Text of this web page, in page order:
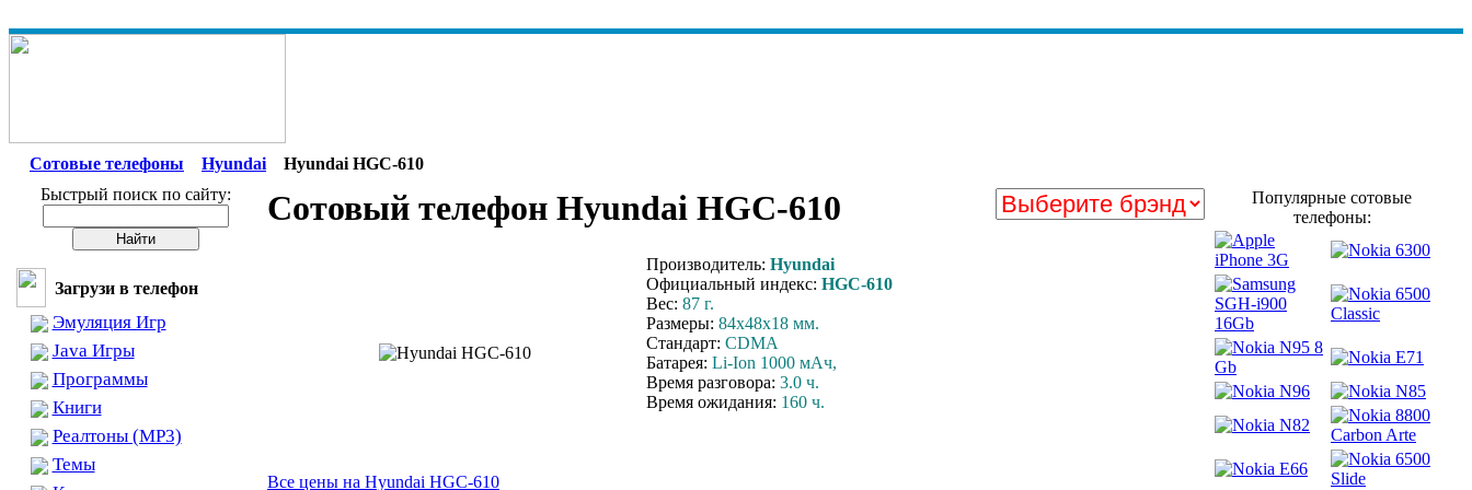
Сотовые телефоны Hyundai
Hyundai HGC-610
Быстрый поиск по сайту:
Загрузи в телефон
Эмуляция Игр
Java Игры
Программы
Книги
Реалтоны (MP3)
Темы
Сотовый телефон Hyundai HGC-610
Производитель: Hyundai
Официальный индекс: HGC-610
Вес: 87 г.
Размеры: 84x48x18 мм.
Стандарт: CDMA
Батарея: Li-Ion 1000 мАч,
Время разговора: 3.0 ч.
Время ожидания: 160 ч.
Все цены на Hyundai HGC-610
Популярные сотовые
телефоны: